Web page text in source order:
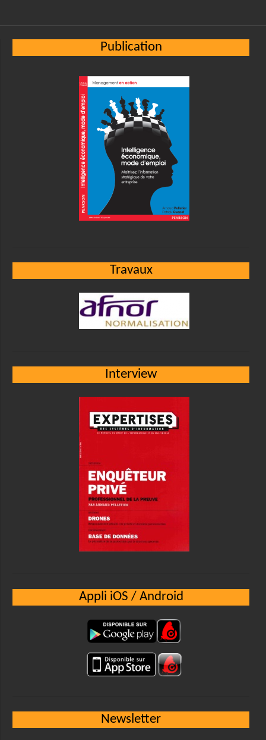
Publication
Travaux
Interview
Appli iOS / Android
Newsletter